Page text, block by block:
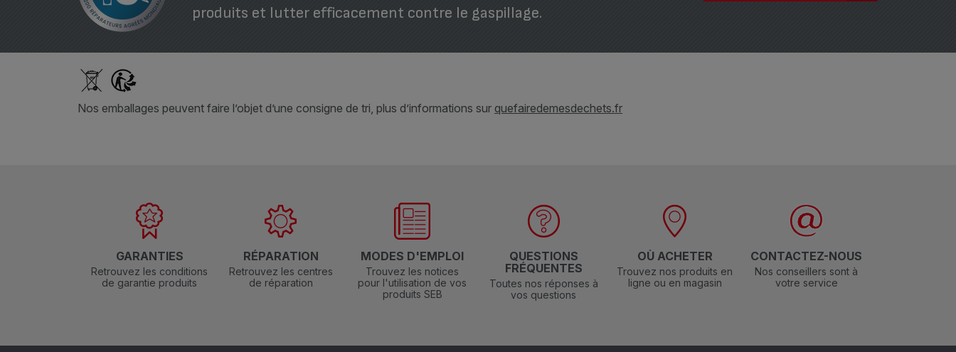
produits et lutter efficacement contre le gaspillage.
Nos emballages peuvent faire l’objet d’une consigne de tri, plus d’informations sur quefairedemesdechets.fr
GARANTIES
Retrouvez les conditions
de garantie produits
RÉPARATION
Retrouvez les centres
de réparation
MODES D'EMPLOI
Trouvez les notices
pour l'utilisation de vos
produits SEB
QUESTIONS
FRÉQUENTES
Toutes nos réponses à
vos questions
OÙ ACHETER
Trouvez nos produits en
ligne ou en magasin
CONTACTEZ-NOUS
Nos conseillers sont à
votre service